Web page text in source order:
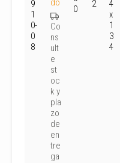
9
1
0-
0
8
do
Co
ns
ult
e
st
oc
k y
pla
zo
de
en
tre
ga
0
2
4
x
1
3
4